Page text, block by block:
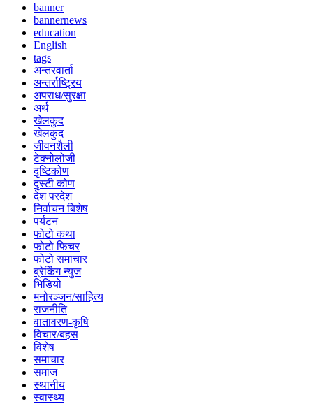
banner
bannernews
education
English
tags
अन्तरवार्ता
अन्तर्राष्ट्रिय
अपराध/सुरक्षा
अर्थ
खेलकुद
खेलकुद
जीवनशैली
टेक्नोलोजी
दृष्टिकोण
दृस्टी कोण
देश परदेश
निर्वाचन बिशेष
पर्यटन
फोटो कथा
फोटो फिचर
फोटो समाचार
ब्रेकिंग न्युज
भिडियो
मनोरञ्जन/साहित्य
राजनीति
वातावरण-कृषि
विचार/बहस
विशेष
समाचार
समाज
स्थानीय
स्वास्थ्य